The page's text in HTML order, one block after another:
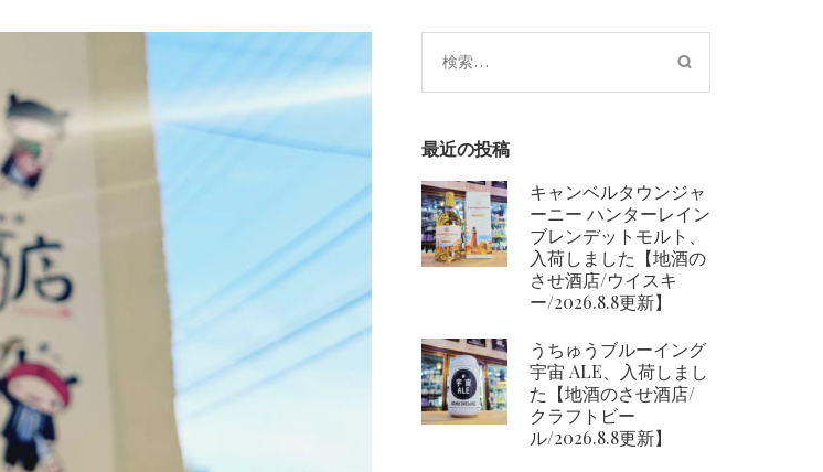
検
索:
最近の投稿
キャンベルタウンジャ
ーニー ハンターレイン
ブレンデットモルト、
入荷しました【地酒の
させ酒店/ウイスキ
ー/2026.8.8更新】
うちゅうブルーイング
宇宙 ALE、入荷しまし
た【地酒のさせ酒店/
クラフトビー
ル/2026.8.8更新】